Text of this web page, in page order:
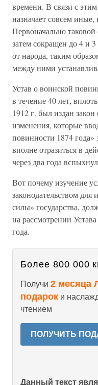
времени. В связи с
назначает совсем
Первоначально
затем сокращен до 4 и
от народа, таким
между ними
Устав о воинской
в течение 40 лет,
1912 г. был издан
изменения, которые
повинности 1874 года»
вполне отразиться в
через два года
Вот почему изучение
законодательством
силы» государства,
на рассмотрении
года.
Более 800 000
Получи 2 месяца
подарок и
чтением
ПОЛУЧИТЬ
Данный текст